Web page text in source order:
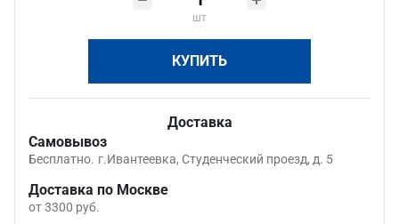
шт
КУПИТЬ
Доставка
Самовывоз
Бесплатно. г.Ивантеевка, Студенческий проезд, д. 5
Доставка по Москве
от 3300 руб.